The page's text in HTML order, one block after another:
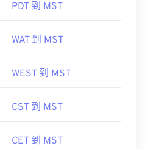
PDT 到 MST
WAT 到 MST
WEST 到 MST
CST 到 MST
CET 到 MST